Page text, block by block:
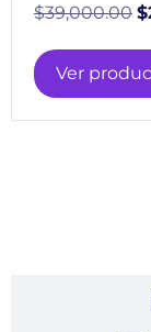
$39,000.00 $
Ver